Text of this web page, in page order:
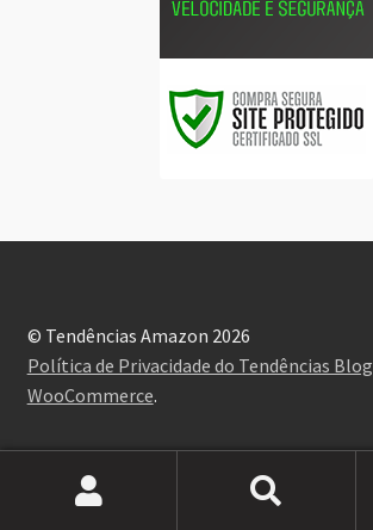
© Tendências Amazon 2026
Política de Privacidade do Tendências Blog
WooCommerce.
Pesquisar
Pesquisar